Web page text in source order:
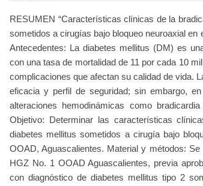
RESUMEN “Características clínicas de la
sometidos a cirugías bajo bloqueo neuroaxial
Antecedentes: La diabetes mellitus (DM) es
con una tasa de mortalidad de 11 por cada 10
complicaciones que afectan su calidad de vida.
eficacia y perfil de seguridad; sin embargo,
alteraciones hemodinámicas como
Objetivo: Determinar las características
diabetes mellitus sometidos a cirugía bajo
OOAD, Aguascalientes. Material y métodos:
HGZ No. 1 OOAD Aguascalientes, previa
con diagnóstico de diabetes mellitus tipo 2